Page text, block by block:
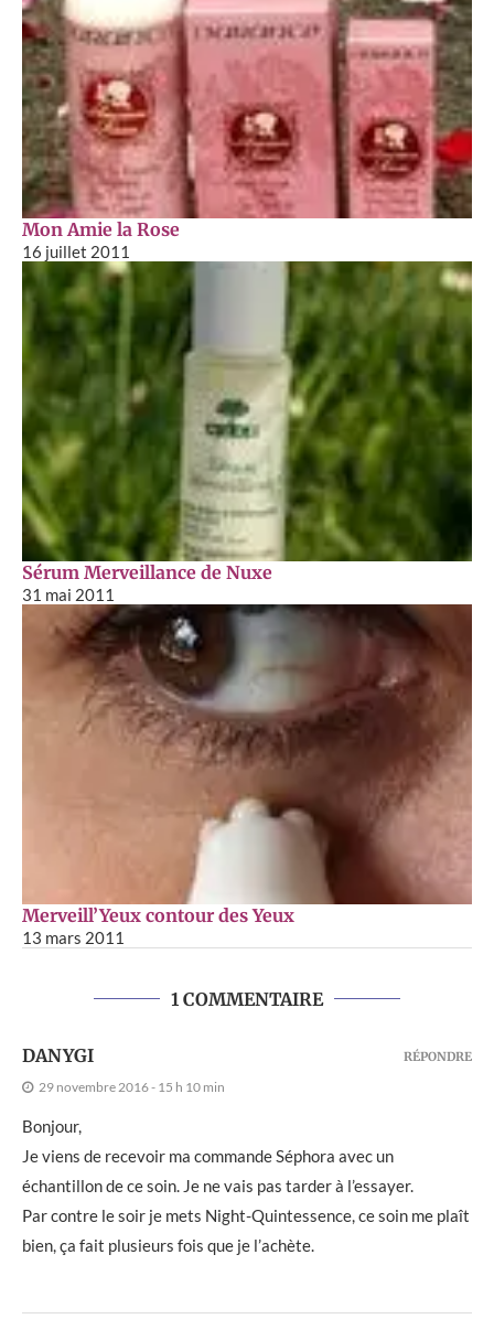
Mon Amie la Rose
16 juillet 2011
Sérum Merveillance de Nuxe
31 mai 2011
Merveill’Yeux contour des Yeux
13 mars 2011
1 COMMENTAIRE
DANYGI
29 novembre 2016 - 15 h 10 min
Bonjour,
Je viens de recevoir ma commande Séphora avec un
échantillon de ce soin. Je ne vais pas tarder à l’essayer.
Par contre le soir je mets Night-Quintessence, ce soin me plaît
bien, ça fait plusieurs fois que je l’achète.
RÉPONDRE